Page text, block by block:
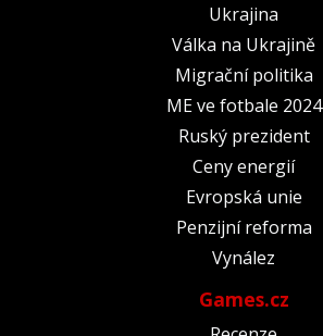
Ukrajina
Válka na Ukrajině
Migrační politika
ME ve fotbale 2024
Ruský prezident
Ceny energií
Evropská unie
Penzijní reforma
Vynález
Games.cz